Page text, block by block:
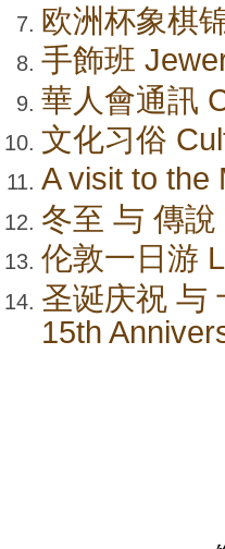
欧洲杯象棋
手飾班
華人會通訊
文化习俗
A visit to the
冬至 与 傳說
伦敦一日游
圣诞庆祝 与
15th